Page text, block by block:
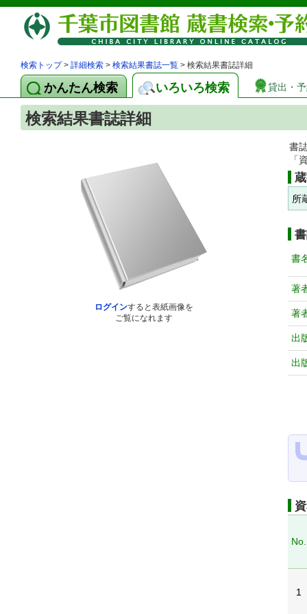
検索トップ> 詳細検索 > 検索結果書誌一覧 > 検索結果書誌詳細
かんたん検索 いろいろ検索 貸出・
検索結果書誌詳細
ログインすると表紙画像を
ご覧になれます
書
「
所
書
著
著
出
出
No.
1